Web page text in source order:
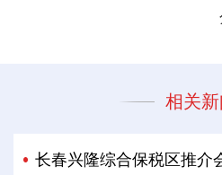
相关新
长春兴隆综合保税区推介